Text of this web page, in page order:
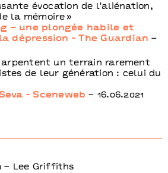
évocation de l'aliénation,
la mémoire
– une plongée habile et
dépression - The Guardian –
arpentent un terrain rarement
de leur génération : celui du
- Sceneweb – 16.06.2021
– Lee Griffiths